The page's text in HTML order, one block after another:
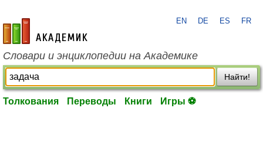
academic.ru
EN DE ES FR
Словари и энциклопедии на Академике
Найти!
Толкования Переводы Книги Игры ⚽